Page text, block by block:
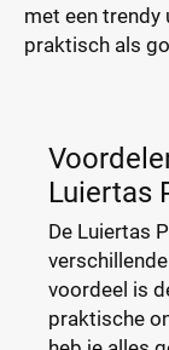
met een trendy
praktisch als
Luiertas
De Luiertas
voordeel is
praktische